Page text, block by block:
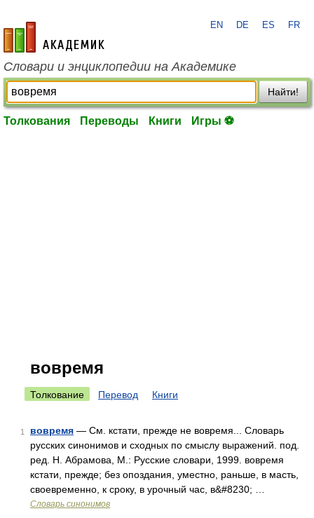
academic.ru
EN DE ES FR
Словари и энциклопедии на Академике
Найти!
Толкования Переводы Книги Игры ⚽
вовремя
Толкование Перевод Книги
1 вовремя — См. кстати, прежде не вовремя... Словарь
русских синонимов и сходных по смыслу выражений. под.
ред. Н. Абрамова, М.: Русские словари, 1999. вовремя
кстати, прежде; без опоздания, уместно, раньше, в масть,
своевременно, к сроку, в урочный час, в&#8230; …
Словарь синонимов